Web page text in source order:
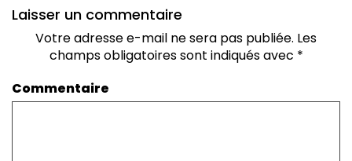
Laisser un commentaire
Votre adresse e-mail ne sera pas publiée. Les
champs obligatoires sont indiqués avec *
Commentaire